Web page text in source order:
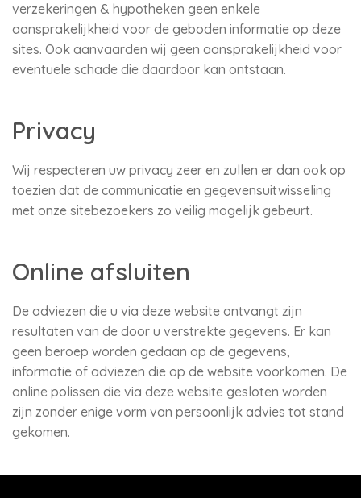
verzekeringen & hypotheken geen enkele
aansprakelijkheid voor de geboden informatie op deze
sites. Ook aanvaarden wij geen aansprakelijkheid voor
eventuele schade die daardoor kan ontstaan.
Privacy
Wij respecteren uw privacy zeer en zullen er dan ook op
toezien dat de communicatie en gegevensuitwisseling
met onze sitebezoekers zo veilig mogelijk gebeurt.
Online afsluiten
De adviezen die u via deze website ontvangt zijn
resultaten van de door u verstrekte gegevens. Er kan
geen beroep worden gedaan op de gegevens,
informatie of adviezen die op de website voorkomen. De
online polissen die via deze website gesloten worden
zijn zonder enige vorm van persoonlijk advies tot stand
gekomen.